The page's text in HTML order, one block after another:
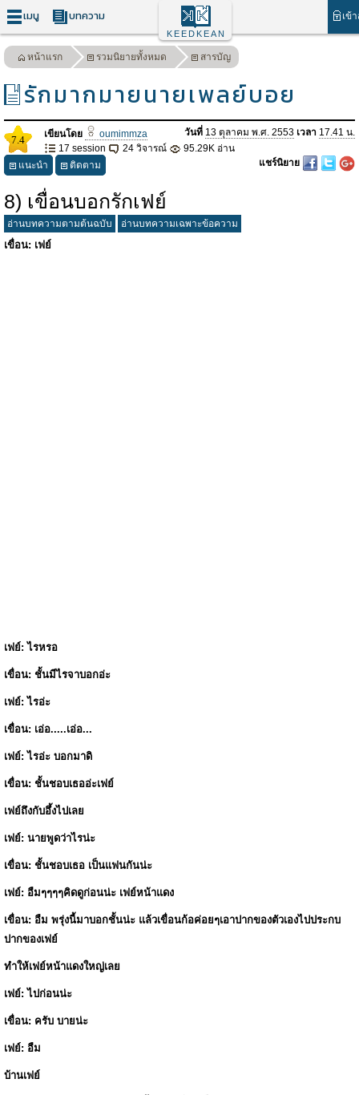
เมนู บทความ เข้
KEEDKEAN
หน้าแรก รวมนิยายทั้งหมด สารบัญ
รักมากมายนายเพลย์บอย
7.4 เขียนโดย oumimmza วันที่ 13 ตุลาคม พ.ศ. 2553 เวลา 17.41 น.
17 session
24 วิจารณ์
95.29K อ่าน
แนะนำ
ติดตาม แชร์นิยาย
8) เขื่อนบอกรักเฟย์
อ่านบทความตามต้นฉบับ อ่านบทความเฉพาะข้อความ
เขื่อน: เฟย์
เฟย์: ไรหรอ
เขื่อน: ชั้นมีไรจาบอกอ่ะ
เฟย์: ไรอ่ะ
เขื่อน: เอ่อ.....เอ่อ...
เฟย์: ไรอ่ะ บอกมาดิ
เขื่อน: ชั้นชอบเธออ่ะเฟย์
เฟย์ถึงกับอึ้งไปเลย
เฟย์: นายพูดว่าไรน่ะ
เขื่อน: ชั้นชอบเธอ เป็นแฟนกันน่ะ
เฟย์: อืมๆๆๆๆคิดดูก่อนน่ะ เฟย์หน้าแดง
เขื่อน: อืม พรุ่งนี้มาบอกชั้นน่ะ แล้วเขื่อนก้อค่อยๆเอาปากของตัวเองไปประกบ
ปากของเฟย์
ทำให้เฟย์หน้าแดงใหญ่เลย
เฟย์: ไปก่อนน่ะ
เขื่อน: ครับ บายน่ะ
เฟย์: อืม
บ้านเฟย์